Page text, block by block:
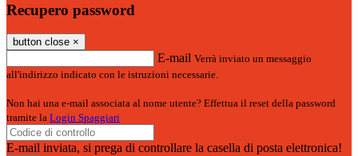
Recupero password
button close ×
E-mail Verrà inviato un messaggio
all'indirizzo indicato con le istruzioni necessarie.
Non hai una e-mail associata al nome utente? Effettua il reset della password
tramite la Login Spaggiari
E-mail inviata, si prega di controllare la casella di posta elettronica!